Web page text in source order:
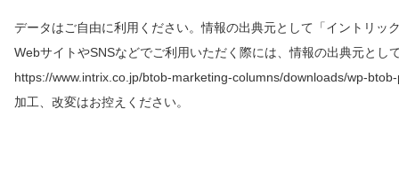
データはご自由に利用ください。情報の出典元として「イントリッ
WebサイトやSNSなどでご利用いただく際には、情報の出典元とし
https://www.intrix.co.jp/btob-marketing-columns/downloads/wp-
加工、改変はお控えください。